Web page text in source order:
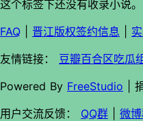
这个标签下还没有收录小说。
FAQ
晋江版权签约信息
友情链接： 豆瓣百合区吃瓜
Powered By FreeStudio |
用户交流反馈： QQ群 微